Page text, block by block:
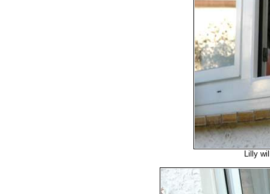
Lilly